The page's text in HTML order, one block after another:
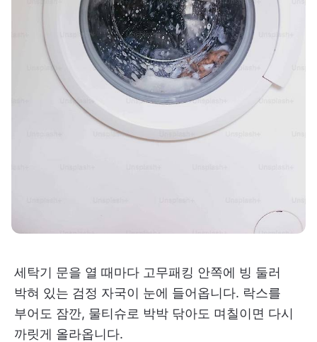
세탁기 문을 열 때마다 고무패킹 안쪽에 빙 둘러
박혀 있는 검정 자국이 눈에 들어옵니다. 락스를
부어도 잠깐, 물티슈로 박박 닦아도 며칠이면 다시
까릿게 올라옵니다.